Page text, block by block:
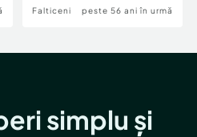
Falticeni peste 56 ani în urmă
simplu și